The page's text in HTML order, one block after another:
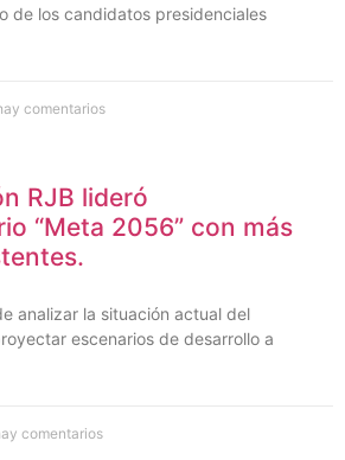
de los candidatos presidenciales
comentarios
RJB lideró
“Meta 2056” con más
analizar la situación actual del
escenarios de desarrollo a
comentarios